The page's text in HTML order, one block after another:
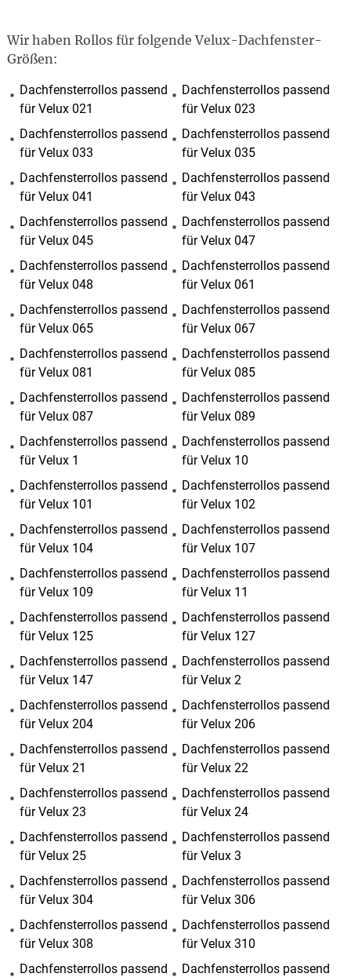
Wir haben Rollos für folgende Velux-Dachfenster-
Größen:
Dachfensterrollos passend
für Velux 021
Dachfensterrollos passend
für Velux 023
Dachfensterrollos passend
für Velux 033
Dachfensterrollos passend
für Velux 035
Dachfensterrollos passend
für Velux 041
Dachfensterrollos passend
für Velux 043
Dachfensterrollos passend
für Velux 045
Dachfensterrollos passend
für Velux 047
Dachfensterrollos passend
für Velux 048
Dachfensterrollos passend
für Velux 061
Dachfensterrollos passend
für Velux 065
Dachfensterrollos passend
für Velux 067
Dachfensterrollos passend
für Velux 081
Dachfensterrollos passend
für Velux 085
Dachfensterrollos passend
für Velux 087
Dachfensterrollos passend
für Velux 089
Dachfensterrollos passend
für Velux 1
Dachfensterrollos passend
für Velux 10
Dachfensterrollos passend
für Velux 101
Dachfensterrollos passend
für Velux 102
Dachfensterrollos passend
für Velux 104
Dachfensterrollos passend
für Velux 107
Dachfensterrollos passend
für Velux 109
Dachfensterrollos passend
für Velux 11
Dachfensterrollos passend
für Velux 125
Dachfensterrollos passend
für Velux 127
Dachfensterrollos passend
für Velux 147
Dachfensterrollos passend
für Velux 2
Dachfensterrollos passend
für Velux 204
Dachfensterrollos passend
für Velux 206
Dachfensterrollos passend
für Velux 21
Dachfensterrollos passend
für Velux 22
Dachfensterrollos passend
für Velux 23
Dachfensterrollos passend
für Velux 24
Dachfensterrollos passend
für Velux 25
Dachfensterrollos passend
für Velux 3
Dachfensterrollos passend
für Velux 304
Dachfensterrollos passend
für Velux 306
Dachfensterrollos passend
für Velux 308
Dachfensterrollos passend
für Velux 310
Dachfensterrollos passend
Dachfensterrollos passend